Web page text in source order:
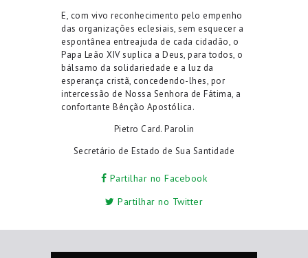
E, com vivo reconhecimento pelo empenho
das organizações eclesiais, sem esquecer a
espontânea entreajuda de cada cidadão, o
Papa Leão XIV suplica a Deus, para todos, o
bálsamo da solidariedade e a luz da
esperança cristã, concedendo-lhes, por
intercessão de Nossa Senhora de Fátima, a
confortante Bênção Apostólica.
Pietro Card. Parolin
Secretário de Estado de Sua Santidade
Partilhar no Facebook
Partilhar no Twitter